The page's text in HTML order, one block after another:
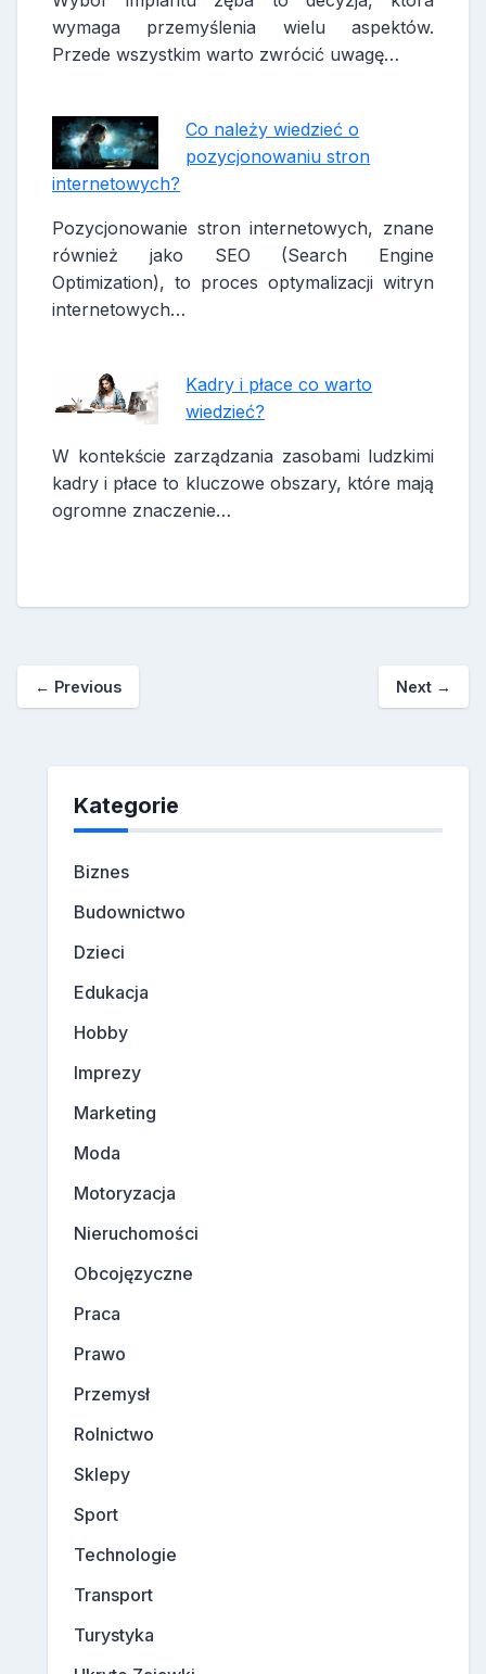
wymaga przemyślenia wielu aspektów.
Przede wszystkim warto zwrócić uwagę…
Co należy wiedzieć o
pozycjonowaniu stron
internetowych?
Pozycjonowanie stron internetowych, znane
również jako SEO (Search Engine
Optimization), to proces optymalizacji witryn
internetowych…
Kadry i płace co warto
wiedzieć?
W kontekście zarządzania zasobami ludzkimi
kadry i płace to kluczowe obszary, które mają
ogromne znaczenie…
← Previous Next →
Kategorie
Biznes
Budownictwo
Dzieci
Edukacja
Hobby
Imprezy
Marketing
Moda
Motoryzacja
Nieruchomości
Obcojęzyczne
Praca
Prawo
Przemysł
Rolnictwo
Sklepy
Sport
Technologie
Transport
Turystyka